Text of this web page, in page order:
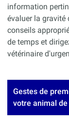
information
évaluer la gravité
conseils
de temps et
vétérinaire
Gestes de
votre animal